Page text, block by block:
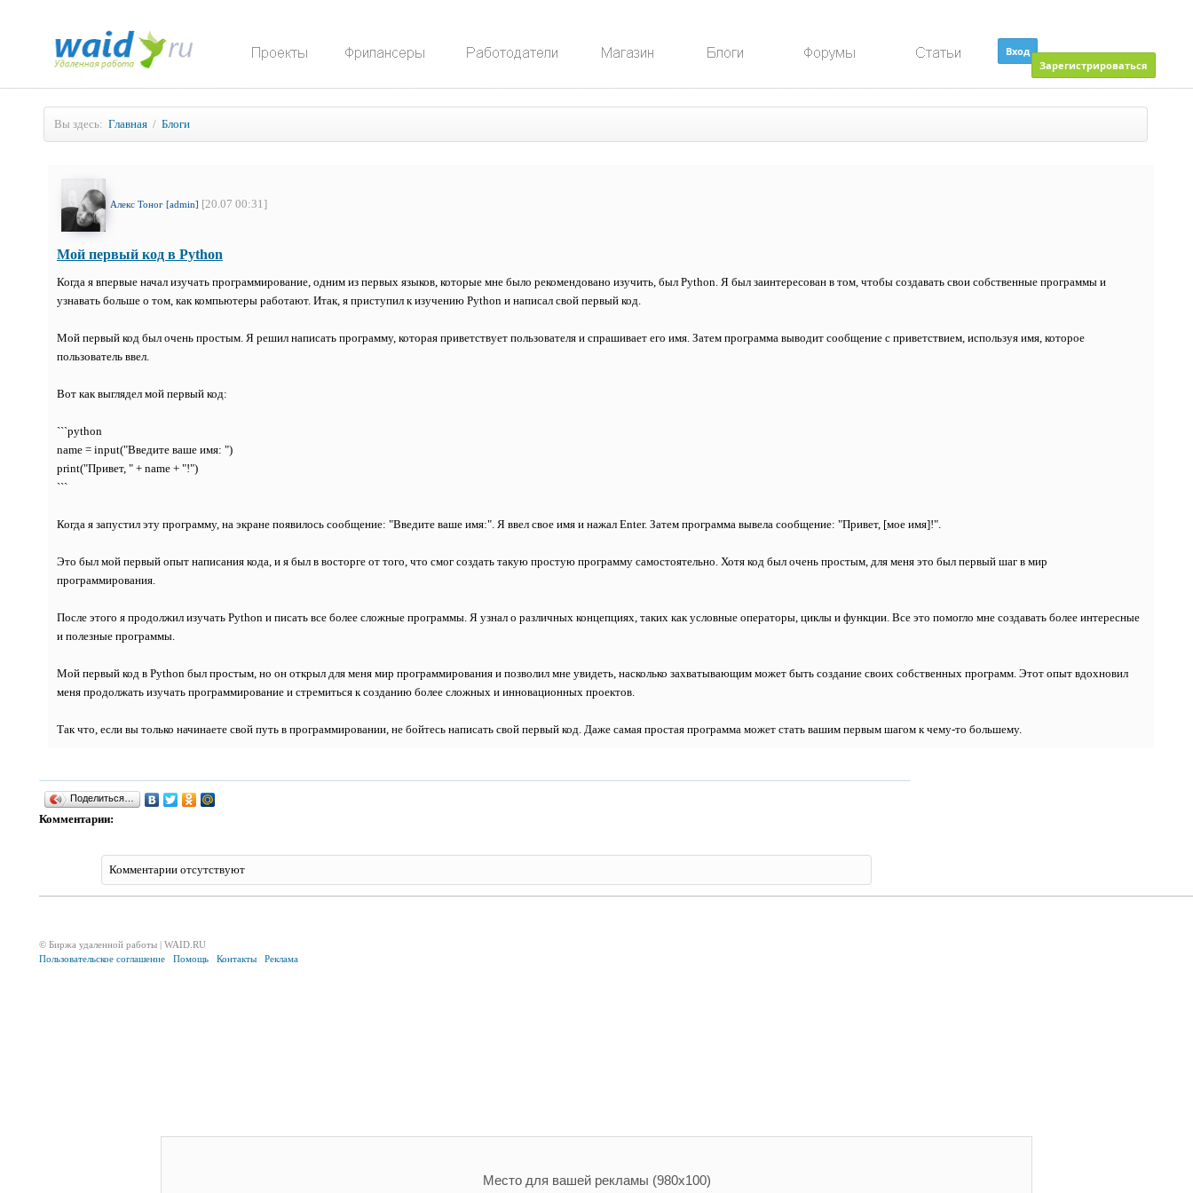
Вход
Зарегистрироваться
Вы здесь: Главная / Блоги
Алекс Тоног [admin] [20.07 00:31]
Мой первый код в Python
Когда я впервые начал изучать программирование, одним из первых языков, которые мне было рекомендовано изучить, был Python. Я был заинтересован в том, чтобы создавать свои собственные программы и
узнавать больше о том, как компьютеры работают. Итак, я приступил к изучению Python и написал свой первый код.
Мой первый код был очень простым. Я решил написать программу, которая приветствует пользователя и спрашивает его имя. Затем программа выводит сообщение с приветствием, используя имя, которое
пользователь ввел.
Вот как выглядел мой первый код:
```python
name = input("Введите ваше имя: ")
print("Привет, " + name + "!")
```
Когда я запустил эту программу, на экране появилось сообщение: "Введите ваше имя:". Я ввел свое имя и нажал Enter. Затем программа вывела сообщение: "Привет, [мое имя]!".
Это был мой первый опыт написания кода, и я был в восторге от того, что смог создать такую простую программу самостоятельно. Хотя код был очень простым, для меня это был первый шаг в мир
программирования.
После этого я продолжил изучать Python и писать все более сложные программы. Я узнал о различных концепциях, таких как условные операторы, циклы и функции. Все это помогло мне создавать более интересные
и полезные программы.
Мой первый код в Python был простым, но он открыл для меня мир программирования и позволил мне увидеть, насколько захватывающим может быть создание своих собственных программ. Этот опыт вдохновил
меня продолжать изучать программирование и стремиться к созданию более сложных и инновационных проектов.
Так что, если вы только начинаете свой путь в программировании, не бойтесь написать свой первый код. Даже самая простая программа может стать вашим первым шагом к чему-то большему.
Поделиться…
Комментарии:
Комментарии отсутствуют
© Биржа удаленной работы | WAID.RU
Пользовательское соглашение
Помощь Контакты Реклама
Место для вашей рекламы (980х100)